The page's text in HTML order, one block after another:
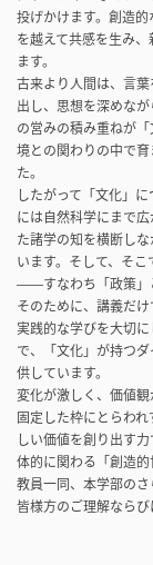
投げかけます。創造
を越えて共感を生み
ます。
古来より人間は、言
出し、思想を深めな
の営みの積み重ねが
境との関わりの中で
た。
したがって「文化」
には自然科学にまで
た諸学の知を横断し
います。そして、そ
――すなわち「政策」
そのために、講義だ
実践的な学びを大切
で、「文化」が持つ
供しています。
変化が激しく、価値観
固定した枠にとらわ
しい価値を創り出す
体的に関わる「創造的
教員一同、本学部のさ
皆様方のご理解ならび